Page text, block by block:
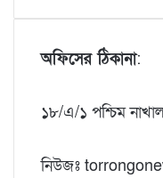
অফিসের ঠিকানা:
১৮/এ/১ পশ্চিম
নিউজঃ